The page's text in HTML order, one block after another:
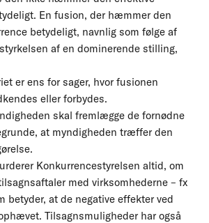
En fusion, der hæmmer den
betydeligt, navnlig som følge af
af en dominerende stilling,
er ens for sager, hvor fusionen
eller forbydes.
skal fremlægge de fornødne
at myndigheden træffer den
Konkurrencestyrelsen altid, om
med virksomhederne – fx
betyder, at de negative effekter ved
Tilsagnsmuligheder har også